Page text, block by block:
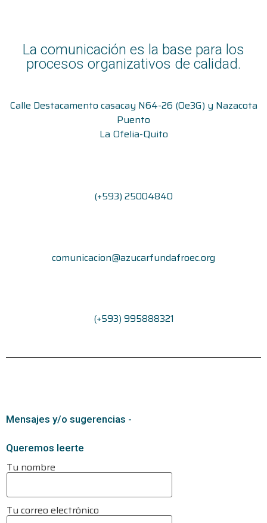
La comunicación es la base para los
procesos organizativos de calidad.
Calle Destacamento casacay N64-26 (Oe3G) y Nazacota
Puento
La Ofelia-Quito
(+593) 25004840
comunicacion@azucarfundafroec.org
(+593) 995888321
Mensajes y/o sugerencias -
Queremos leerte
Tu nombre
Tu correo electrónico